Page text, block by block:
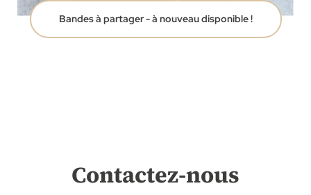
Bandes à partager - à nouveau disponible !
Contactez-nous